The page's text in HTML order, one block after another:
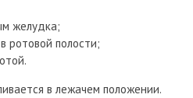
желудка;
ротовой полости;
в лежачем положении.